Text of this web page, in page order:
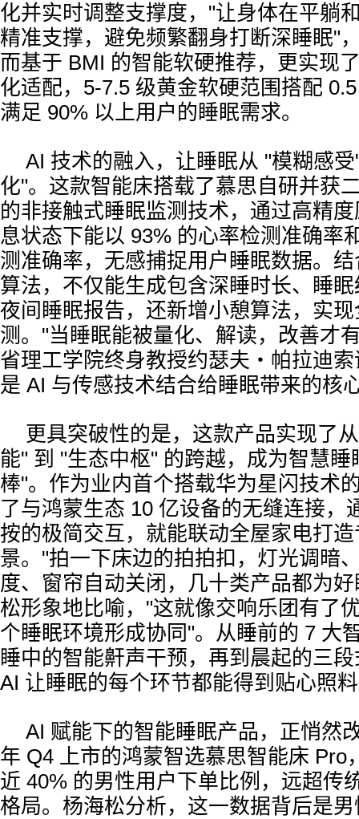
化并实时调整支撑度，"让身体在平躺
精准支撑，避免频繁翻身打断深睡眠"
而基于 BMI 的智能软硬推荐，更实现
化适配，5-7.5 级黄金软硬范围搭配
满足 90% 以上用户的睡眠需求。
AI 技术的融入，让睡眠从 "模糊感
化"。这款智能床搭载了慕思自研并获
的非接触式睡眠监测技术，通过高精
息状态下能以 93% 的心率检测准确率
测准确率，无感捕捉用户睡眠数据。
算法，不仅能生成包含深睡时长、睡
夜间睡眠报告，还新增小憩算法，实
测。"当睡眠能被量化、解读，改善才
省理工学院终身教授约瑟夫・帕拉迪
是 AI 与传感技术结合给睡眠带来的核
更具突破性的是，这款产品实现了
能" 到 "生态中枢" 的跨越，成为智慧睡
棒"。作为业内首个搭载华为星闪技术
了与鸿蒙生态 10 亿设备的无缝连接，
按的极简交互，就能联动全屋家电打
景。"拍一下床边的拍拍扣，灯光调暗
度、窗帘自动关闭，几十类产品都为
松形象地比喻，"这就像交响乐团有了
个睡眠环境形成协同"。从睡前的 7 大
睡中的智能鼾声干预，再到晨起的三
AI 让睡眠的每个环节都能得到贴心照
AI 赋能下的智能睡眠产品，正悄然
年 Q4 上市的鸿蒙智选慕思智能床 Pro
近 40% 的男性用户下单比例，远超传
格局。杨海松分析，这一数据背后是